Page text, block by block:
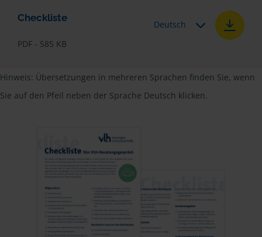
Checkliste
PDF - 585 KB
Deutsch
Hinweis: Übersetzungen in mehreren Sprachen finden Sie, wenn
Sie auf den Pfeil neben der Sprache Deutsch klicken.